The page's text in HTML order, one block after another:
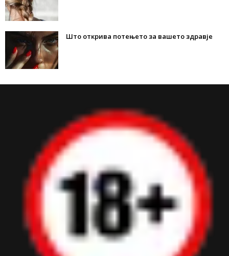
Што открива потењето за вашето здравје